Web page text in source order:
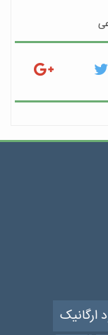
ارگانیک